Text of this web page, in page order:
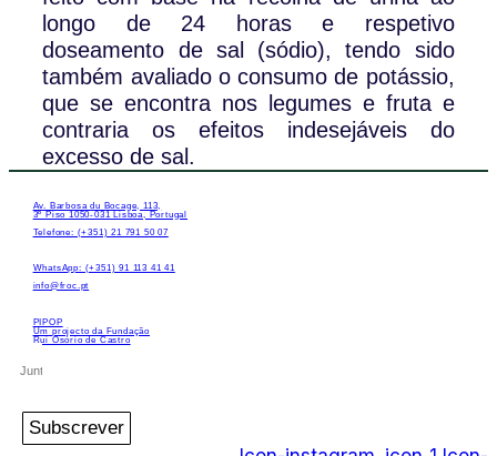
longo de 24 horas e respetivo
doseamento de sal (sódio), tendo sido
também avaliado o consumo de potássio,
que se encontra nos legumes e fruta e
contraria os efeitos indesejáveis do
excesso de sal.
Av. Barbosa du Bocage, 113,
3º Piso 1050-031 Lisboa, Portugal
Telefone: (+351) 21 791 50 07
WhatsApp: (+351) 91 113 41 41
info@froc.pt
PIPOP
Um projecto da Fundação
Rui Osório de Castro
Subscrever